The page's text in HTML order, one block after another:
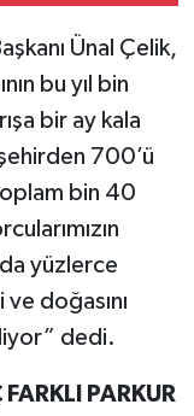
Ünal Çelik,
bu yıl bin
bir ay kala
700’ü
bin 40
da yüzlerce
doğasını
dedi.
FARKLI PARKUR